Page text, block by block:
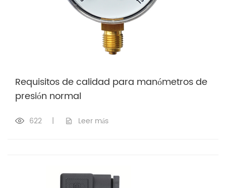
Requisitos de calidad para manómetros de
presión normal
622 | Leer más